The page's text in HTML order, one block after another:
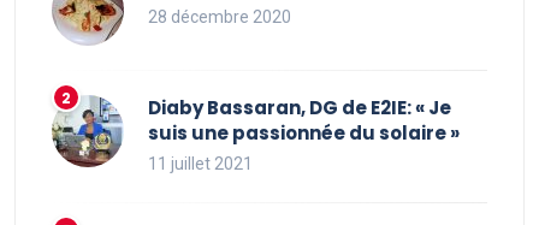
28 décembre 2020
Diaby Bassaran, DG de E2IE: « Je
suis une passionnée du solaire »
11 juillet 2021